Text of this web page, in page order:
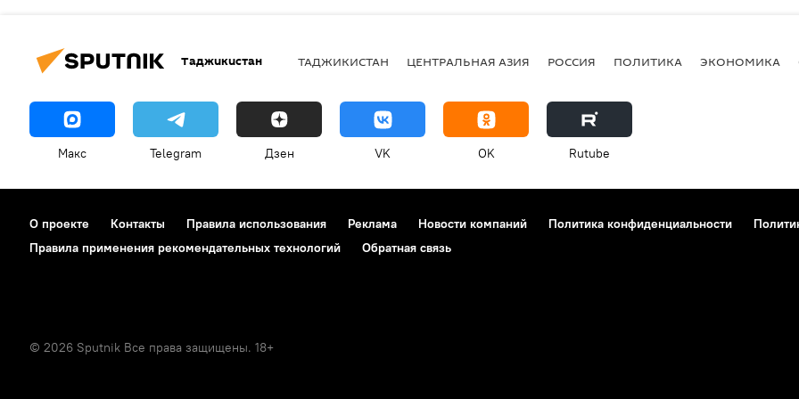
Таджикистан ТАДЖИКИСТАН ЦЕНТРАЛЬНАЯ АЗИЯ РОССИЯ ПОЛИТИКА ЭКОНОМИКА
Макс Telegram Дзен VK OK Rutube
О проекте Контакты Правила использования Реклама Новости компаний Политика конфиденциальности
Правила применения рекомендательных технологий
Обратная связь
© 2026 Sputnik Все права защищены. 18+